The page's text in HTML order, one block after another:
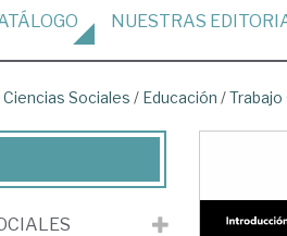
NUESTRAS
Ciencias Sociales / Educación /